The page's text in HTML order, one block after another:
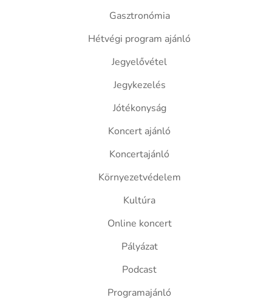
Gasztronómia
Hétvégi program ajánló
Jegyelővétel
Jegykezelés
Jótékonyság
Koncert ajánló
Koncertajánló
Környezetvédelem
Kultúra
Online koncert
Pályázat
Podcast
Programajánló